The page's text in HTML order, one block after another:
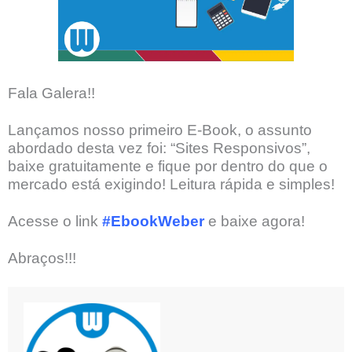
Fala Galera!!
Lançamos nosso primeiro E-Book, o assunto
abordado desta vez foi: “Sites Responsivos”,
baixe gratuitamente e fique por dentro do que o
mercado está exigindo! Leitura rápida e simples!
Acesse o link #EbookWeber e baixe agora!
Abraços!!!